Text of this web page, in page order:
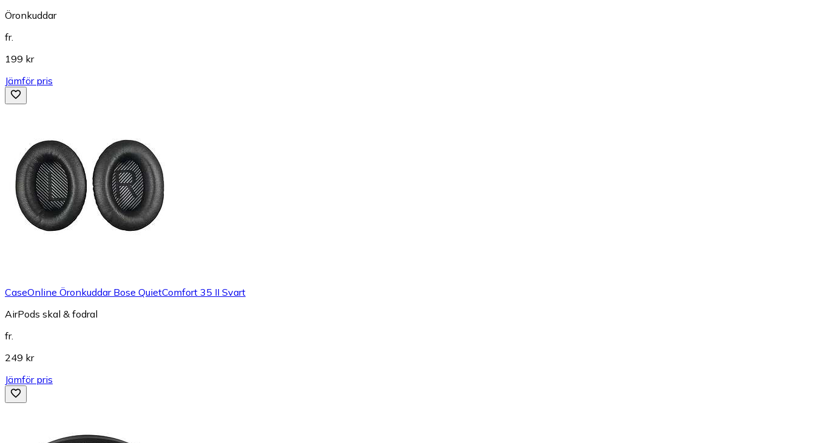
Öronkuddar
fr.
199 kr
Jämför pris
CaseOnline Öronkuddar Bose QuietComfort 35 II Svart
AirPods skal & fodral
fr.
249 kr
Jämför pris